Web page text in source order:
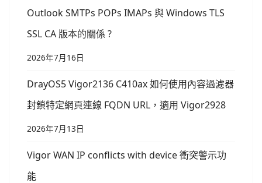
Outlook SMTPs POPs IMAPs 與 Windows TLS
SSL CA 版本的關係 ?
2026年7月16日
DrayOS5 Vigor2136 C410ax 如何使用內容過濾器
封鎖特定網頁連線 FQDN URL，適用 Vigor2928
2026年7月13日
Vigor WAN IP conflicts with device 衝突警示功
能